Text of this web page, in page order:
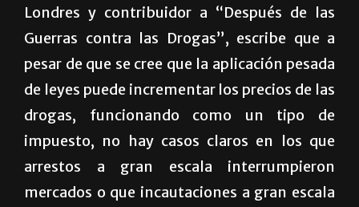
Londres y contribuidor a “Después de las
Guerras contra las Drogas”, escribe que a
pesar de que se cree que la aplicación pesada
de leyes puede incrementar los precios de las
drogas, funcionando como un tipo de
impuesto, no hay casos claros en los que
arrestos a gran escala interrumpieron
mercados o que incautaciones a gran escala